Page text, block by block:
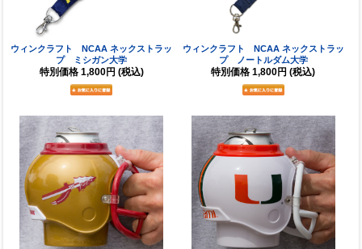
ウィンクラフト NCAA ネックストラッ
プ ミシガン大学
特別価格 1,800円 (税込)
ウィンクラフト NCAA ネックストラッ
プ ノートルダム大学
特別価格 1,800円 (税込)